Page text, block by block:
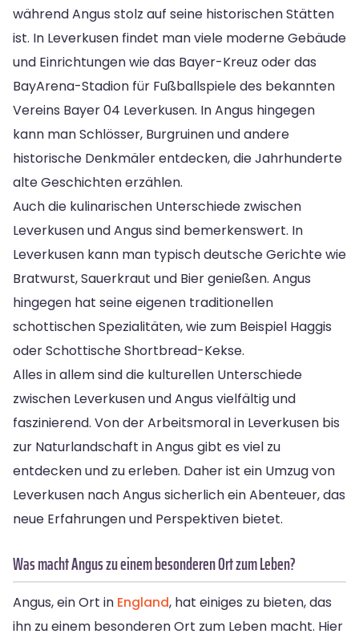
während Angus stolz auf seine historischen Stätten
ist. In Leverkusen findet man viele moderne Gebäude
und Einrichtungen wie das Bayer-Kreuz oder das
BayArena-Stadion für Fußballspiele des bekannten
Vereins Bayer 04 Leverkusen. In Angus hingegen
kann man Schlösser, Burgruinen und andere
historische Denkmäler entdecken, die Jahrhunderte
alte Geschichten erzählen.
Auch die kulinarischen Unterschiede zwischen
Leverkusen und Angus sind bemerkenswert. In
Leverkusen kann man typisch deutsche Gerichte wie
Bratwurst, Sauerkraut und Bier genießen. Angus
hingegen hat seine eigenen traditionellen
schottischen Spezialitäten, wie zum Beispiel Haggis
oder Schottische Shortbread-Kekse.
Alles in allem sind die kulturellen Unterschiede
zwischen Leverkusen und Angus vielfältig und
faszinierend. Von der Arbeitsmoral in Leverkusen bis
zur Naturlandschaft in Angus gibt es viel zu
entdecken und zu erleben. Daher ist ein Umzug von
Leverkusen nach Angus sicherlich ein Abenteuer, das
neue Erfahrungen und Perspektiven bietet.
Was macht Angus zu einem besonderen Ort zum Leben?
Angus, ein Ort in England, hat einiges zu bieten, das
ihn zu einem besonderen Ort zum Leben macht. Hier